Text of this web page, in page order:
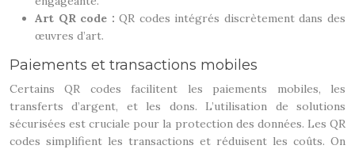
Art QR code :QR codes intégrés discrètement dans des
œuvres d’art.
Paiements et transactions mobiles
Certains QR codes facilitent les paiements mobiles, les
transferts d’argent, et les dons. L’utilisation de solutions
sécurisées est cruciale pour la protection des données. Les QR
codes simplifient les transactions et réduisent les coûts. On